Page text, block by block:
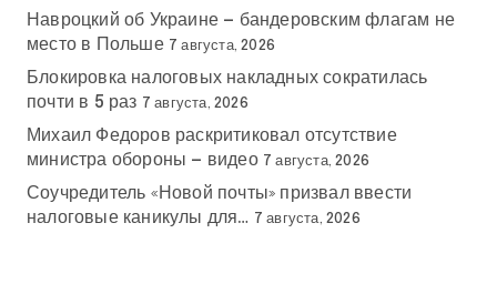
Навроцкий об Украине — бандеровским флагам не
место в Польше 7 августа, 2026
Блокировка налоговых накладных сократилась
почти в 5 раз 7 августа, 2026
Михаил Федоров раскритиковал отсутствие
министра обороны — видео 7 августа, 2026
Соучредитель «Новой почты» призвал ввести
налоговые каникулы для… 7 августа, 2026